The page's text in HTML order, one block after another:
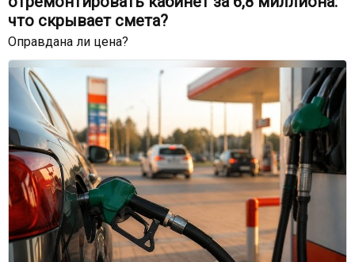
что скрывает смета?
Оправдана ли цена?